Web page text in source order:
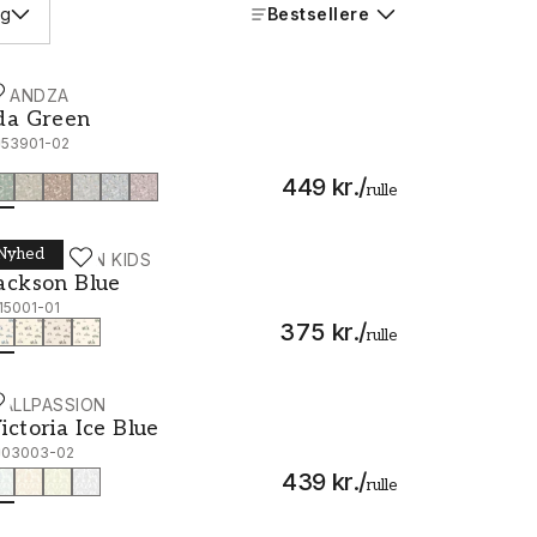
Bestsellere
Green
02
449 kr./rulle
Green - 1053901-02
KIDS
Blue
01
375 kr./rulle
Blue - 1115001-01
Ice Blue
02
439 kr./rulle
Ice Blue - 1003003-02